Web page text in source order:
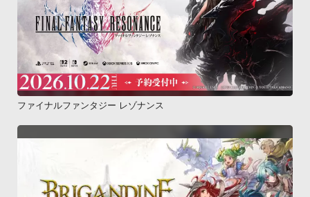
ファイナルファンタジー レゾナンス